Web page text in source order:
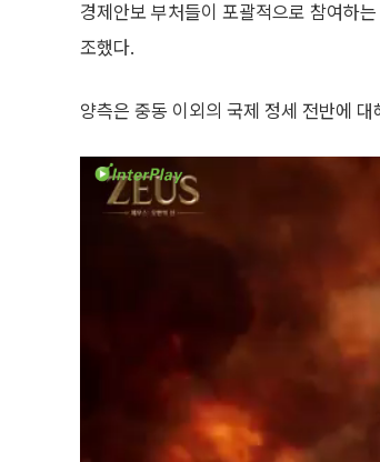
경제안보 부처들이 포괄적으로 참여하
조했다.
양측은 중동 이외의 국제 정세 전반에